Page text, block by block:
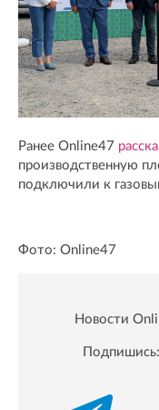
Ранее Online47
производственную
подключили к
Фото: Online47
Новости
Подпишись: